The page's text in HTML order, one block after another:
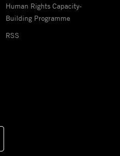
Human Rights Capacity-
Building Programme
RSS